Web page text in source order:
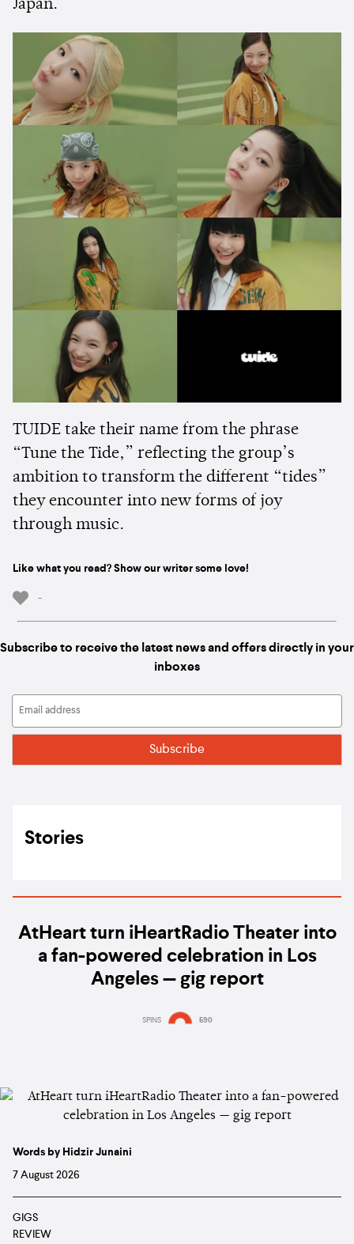
Japan.
TUIDE take their name from the phrase
“Tune the Tide,” reflecting the group’s
ambition to transform the different “tides”
they encounter into new forms of joy
through music.
Like what you read? Show our writer some love!
-
Subscribe to receive the latest news and offers directly in your
inboxes
Stories
AtHeart turn iHeartRadio Theater into
a fan-powered celebration in Los
Angeles — gig report
SPINS 590
Words by Hidzir Junaini
7 August 2026
GIGS
REVIEW